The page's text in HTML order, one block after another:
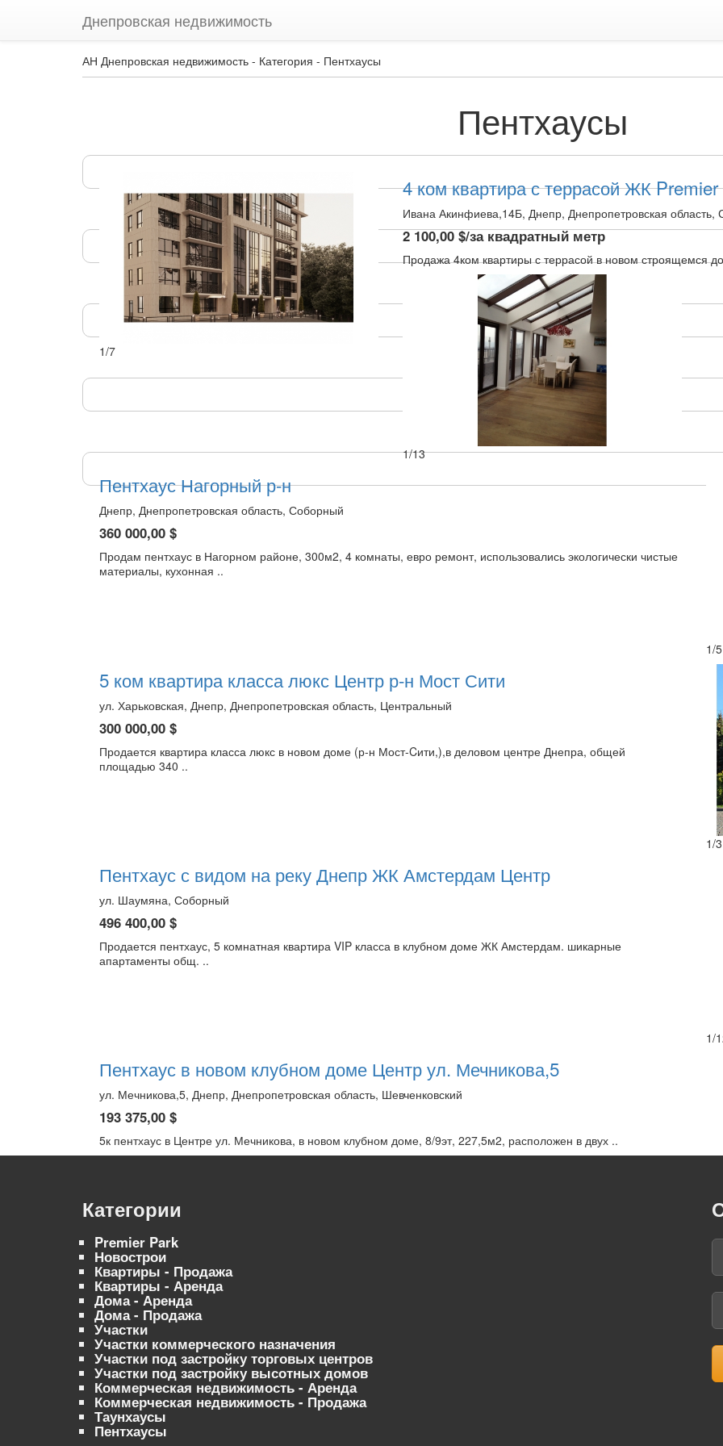
Днепровская недвижимость
АН Днепровская недвижимость - Категория - Пентхаусы
Пентхаусы
1/7
4 ком квартира с террасой ЖК Premier
Ивана Акинфиева,14Б, Днепр, Днепропетровская область,
2 100,00 $/за квадратный метр
Продажа 4ком квартиры с террасой в новом строящемся
1/13
Пентхаус Нагорный р-н
Днепр, Днепропетровская область, Соборный
360 000,00 $
Продам пентхаус в Нагорном районе, 300м2, 4 комнаты, евро ремонт, использовались экологически чистые
материалы, кухонная ..
1/5
5 ком квартира класса люкс Центр р-н Мост Сити
ул. Харьковская, Днепр, Днепропетровская область, Центральный
300 000,00 $
Продается квартира класса люкс в новом доме (р-н Мост-Cити,),в деловом центре Днепра, общей
площадью 340 ..
1/3
Пентхаус с видом на реку Днепр ЖК Амстердам Центр
ул. Шаумяна, Соборный
496 400,00 $
Продается пентхаус, 5 комнатная квартира VIP класса в клубном доме ЖК Амстердам. шикарные
апартаменты общ. ..
1/
Пентхаус в новом клубном доме Центр ул. Мечникова,5
ул. Мечникова,5, Днепр, Днепропетровская область, Шевченковский
193 375,00 $
5к пентхаус в Центре ул. Мечникова, в новом клубном доме, 8/9эт, 227,5м2, расположен в двух ..
Категории
Premier Park
Новострои
Квартиры - Продажа
Квартиры - Аренда
Дома - Аренда
Дома - Продажа
Участки
Участки коммерческого назначения
Участки под застройку торговых центров
Участки под застройку высотных домов
Коммерческая недвижимость - Аренда
Коммерческая недвижимость - Продажа
Таунхаусы
Пентхаусы